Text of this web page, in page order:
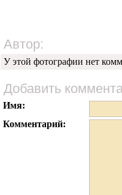
Автор:
У этой фотографии нет
Добавить
Имя:
Комментарий: